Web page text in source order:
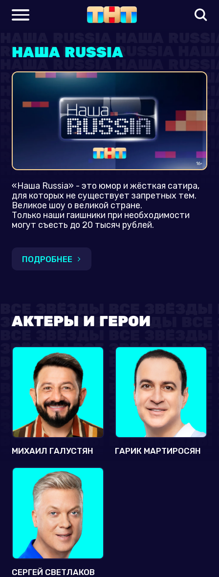
НАША RUSSIA
«Наша Russia» - это юмор и жёсткая сатира,
для которых не существует запретных тем.
Великое шоу о великой стране.
Только наши гаишники при необходимости
могут съесть до 20 тысяч рублей.
ПОДРОБНЕЕ
АКТЕРЫ И ГЕРОИ
МИХАИЛ ГАЛУСТЯН ГАРИК МАРТИРОСЯН
СЕРГЕЙ СВЕТЛАКОВ